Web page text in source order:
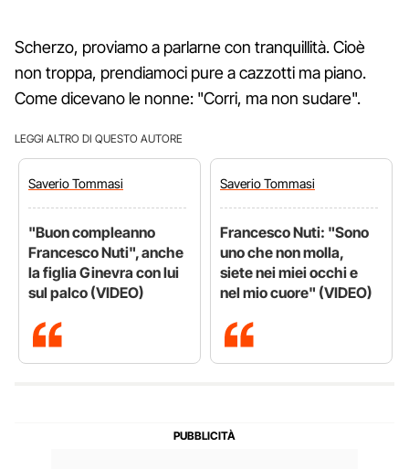
Scherzo, proviamo a parlarne con tranquillità. Cioè
non troppa, prendiamoci pure a cazzotti ma piano.
Come dicevano le nonne: "Corri, ma non sudare".
LEGGI ALTRO DI QUESTO AUTORE
SaverioTommasi
"Buon compleanno
Francesco Nuti", anche
la figlia Ginevra con lui
sul palco (VIDEO)
SaverioTommasi
Francesco Nuti: "Sono
uno che non molla,
siete nei miei occhi e
nel mio cuore" (VIDEO)